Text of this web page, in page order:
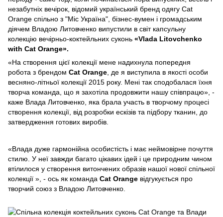
незабутніх вечірок, відомий український бренд одягу Сat
Orange спільно з "Міс Україна", бізнес-вумен і громадським
діячем Владою Литовченко випустили в світ капсульну
колекцію вечірньо-коктейльних суконь «Vlada Litovchenko
with Cat Orange».
«На створення цієї колекції мене надихнула попередня
робота з брендом Cat Orange , де я виступила в якості особи
весняно-літньої колекції 2015 року. Мені так сподобалася їхня
творча команда, що я захотіла продовжити нашу співпрацю», -
каже Влада Литовченко, яка брала участь в творчому процесі
створення колекції, від розробки ескізів та підбору тканин, до
затвердження готових виробів.
«Влада дуже гармонійна особистість і має неймовірне почуття
стилю. У неї завжди багато цікавих ідей і це природним чином
втілилося у створення витончених образів нашої нової спільної
колекції », - ось як команда Cat Orange відгукується про
творчий союз з Владою Литовченко.